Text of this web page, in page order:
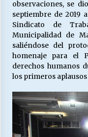
observaciones, se
septiembre de 2019
Sindicato de
Municipalidad de
saliéndose del
homenaje para el
derechos humanos
los primeros aplausos